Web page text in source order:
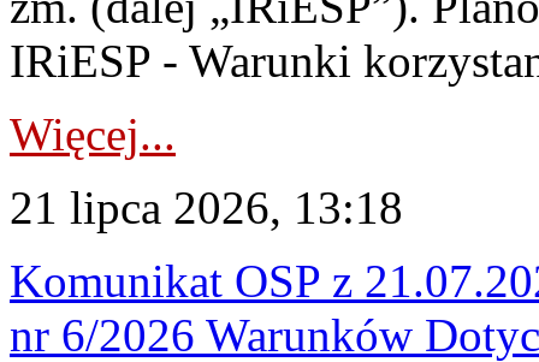
IRiESP - Warunki
Więcej...
21 lipca 2026, 13:18
Komunikat OSP z
nr 6/2026 Warunków